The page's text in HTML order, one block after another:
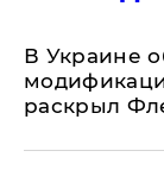
В Украине
раскрыл